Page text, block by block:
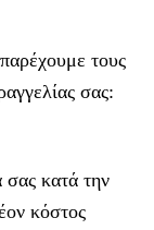
τους
σας:
σας κατά την
κόστος